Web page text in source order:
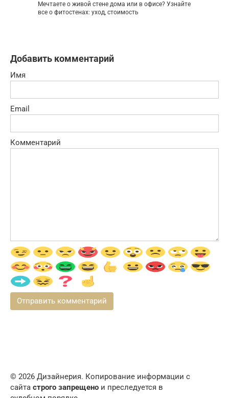
Мечтаете о живой стене дома или в офисе? Узнайте
все о фитостенах: уход, стоимость
Добавить комментарий
Имя
Email
Комментарий
© 2026 Дизайнерия. Копирование информации с
сайта строго запрещено и преследуется в